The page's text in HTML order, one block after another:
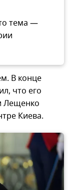
тема —
В конце
что его
Лещенко
Киева.